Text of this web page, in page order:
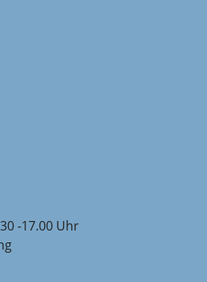
-17.00 Uhr